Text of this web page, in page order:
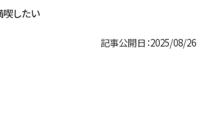
喫したい
記事公開日：2025/08/26